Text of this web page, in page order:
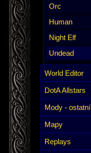
Orc
Human
Night Elf
Undead
World Editor
DotA Allstars
Mody - ostatní
Mapy
Replays